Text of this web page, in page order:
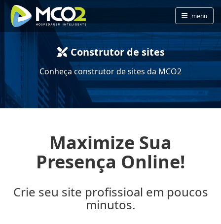
menu
Construtor de sites
Conheça construtor de sites da MCO2
Maximize Sua
Presença Online!
Crie seu site profissioal em poucos
minutos.